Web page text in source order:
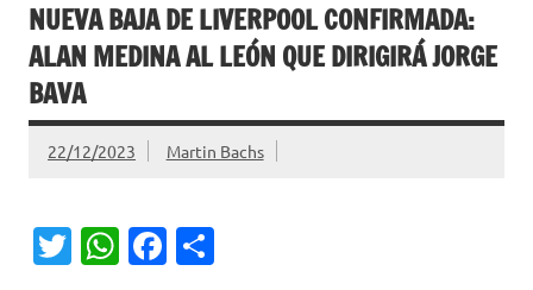
NUEVA BAJA DE LIVERPOOL CONFIRMADA:
ALAN MEDINA AL LEÓN QUE DIRIGIRÁ JORGE
BAVA
22/12/2023 Martin Bachs
T
W Fa